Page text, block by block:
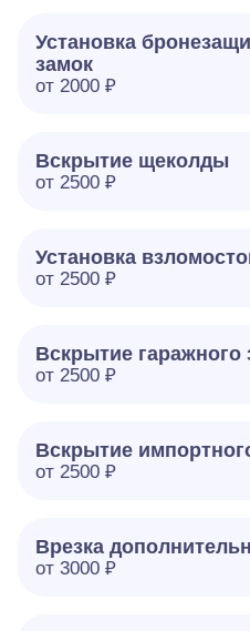
Установка
замок
от 2000 ₽
Вскрытие щеколды
от 2500 ₽
Установка
от 2500 ₽
Вскрытие гаражного
от 2500 ₽
Вскрытие
от 2500 ₽
Врезка
от 3000 ₽